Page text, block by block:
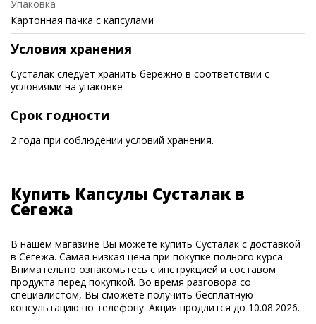
Упаковка
Картонная пачка с капсулами
Условия хранения
Сусталак следует хранить бережно в соответствии с
условиями на упаковке
Срок годности
2 года при соблюдении условий хранения.
Купить Капсулы Сусталак в
Сегежа
В нашем магазине Вы можете купить Сусталак с доставкой
в Сегежа. Самая низкая цена при покупке полного курса.
Внимательно ознакомьтесь с инструкцией и составом
продукта перед покупкой. Во время разговора со
специалистом, Вы сможете получить бесплатную
консультацию по телефону. Акция продлится до 10.08.2026.